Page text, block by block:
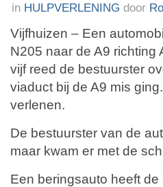
in HULPVERLENING door
Vijfhuizen – Een
N205 naar de A9 richting
vijf reed de bestuurster
viaduct bij de A9 mis
verlenen.
De bestuurster van de
maar kwam er met de
Een beringsauto heeft